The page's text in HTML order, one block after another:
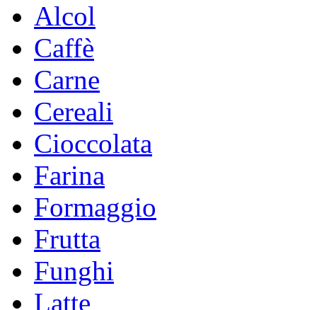
Alcol
Caffè
Carne
Cereali
Cioccolata
Farina
Formaggio
Frutta
Funghi
Latte